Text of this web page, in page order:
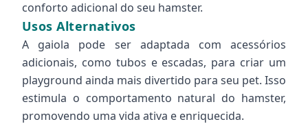
conforto adicional do seu hamster.
Usos Alternativos
A gaiola pode ser adaptada com acessórios
adicionais, como tubos e escadas, para criar um
playground ainda mais divertido para seu pet. Isso
estimula o comportamento natural do hamster,
promovendo uma vida ativa e enriquecida.